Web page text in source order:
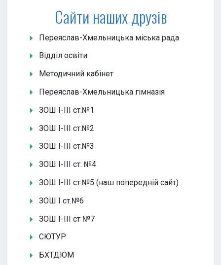
Сайти наших друзів
Переяслав-Хмельницька міська рада
Відділ освіти
Методичний кабінет
Переяслав-Хмельницька гімназія
ЗОШ І-ІІІ ст.№1
ЗОШ І-ІІІ ст.№2
ЗОШ І-ІІІ ст.№3
ЗОШ І-ІІІ ст. №4
ЗОШ І-ІІІ ст.№5 (наш попередній сайт)
ЗОШ І ст.№6
ЗОШ І-ІІІ ст №7
СЮТУР
БХТДЮМ